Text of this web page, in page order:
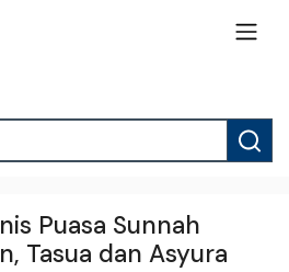
Puasa Sunnah
Tasua dan Asyura